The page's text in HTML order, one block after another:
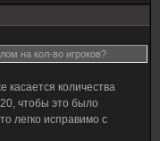
на кол-во игроков?
касается количества
чтобы это было
легко исправимо с